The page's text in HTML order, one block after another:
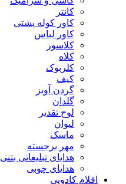
کانتر
کاور کوله پشتی
کاور لباس
کلاسور
کلاه
کلربوک
کیف
گردن آویز
گلدان
لوح تقدیر
لیوان
ماسک
مهر برجسته
هدایای تبلیغاتی بتنی
هدایای چوبی
اقلام کادویی